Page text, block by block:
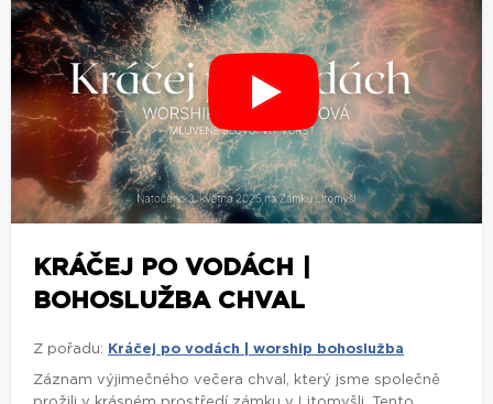
KRÁČEJ PO VODÁCH |
BOHOSLUŽBA CHVAL
Z pořadu: Kráčej po vodách | worship bohoslužba
Záznam výjimečného večera chval, který jsme společně